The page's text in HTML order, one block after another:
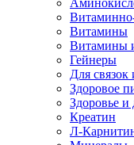
Витамины
Витамины
Гейнеры
Для связок
Здоровое
Здоровье и
Креатин
Л-